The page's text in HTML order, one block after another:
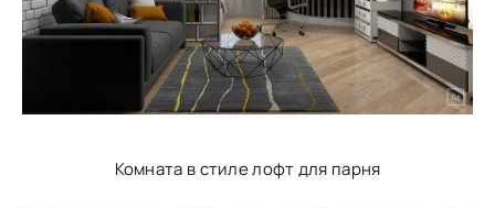
Комната в стиле лофт для парня